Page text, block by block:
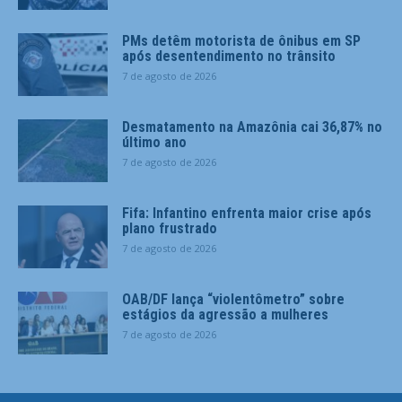
PMs detêm motorista de ônibus em SP
após desentendimento no trânsito
7 de agosto de 2026
Desmatamento na Amazônia cai 36,87% no
último ano
7 de agosto de 2026
Fifa: Infantino enfrenta maior crise após
plano frustrado
7 de agosto de 2026
OAB/DF lança “violentômetro” sobre
estágios da agressão a mulheres
7 de agosto de 2026